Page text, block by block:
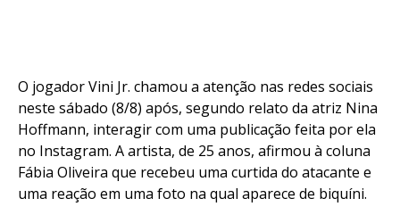
O jogador Vini Jr. chamou a atenção nas redes sociais
neste sábado (8/8) após, segundo relato da atriz Nina
Hoffmann, interagir com uma publicação feita por ela
no Instagram. A artista, de 25 anos, afirmou à coluna
Fábia Oliveira que recebeu uma curtida do atacante e
uma reação em uma foto na qual aparece de biquíni.